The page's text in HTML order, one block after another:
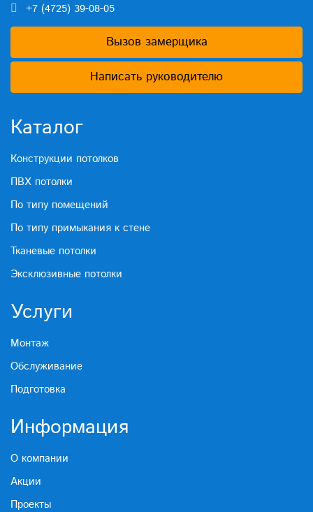
+7 (4725) 39-08-05
Вызов замерщика
Написать руководителю
Каталог
Конструкции потолков
ПВХ потолки
По типу помещений
По типу примыкания к стене
Тканевые потолки
Эксклюзивные потолки
Услуги
Монтаж
Обслуживание
Подготовка
Информация
О компании
Акции
Проекты